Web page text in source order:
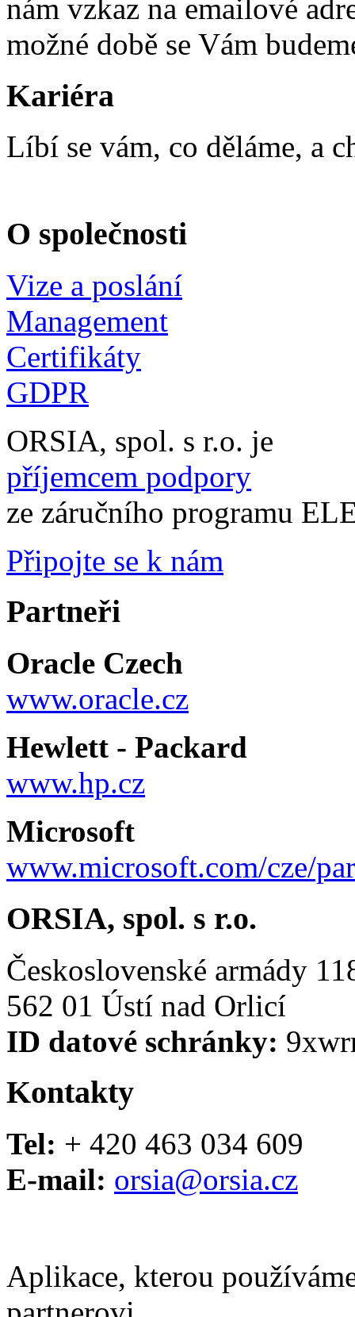
nám vzkaz na emailové
možné době se Vám
Kariéra
Líbí se vám, co děláme, a
O společnosti
Vize a poslání
Management
Certifikáty
GDPR
ORSIA, spol. s r.o. je
příjemcem podpory
ze záručního programu
Připojte se k nám
Partneři
Oracle Czech
www.oracle.cz
Hewlett - Packard
www.hp.cz
Microsoft
www.microsoft.com/cze/
ORSIA, spol. s r.o.
Československé armády
562 01 Ústí nad Orlicí
ID datové schránky:
Kontakty
Tel: + 420 463 034 609
E-mail: orsia@orsia.cz
Aplikace, kterou